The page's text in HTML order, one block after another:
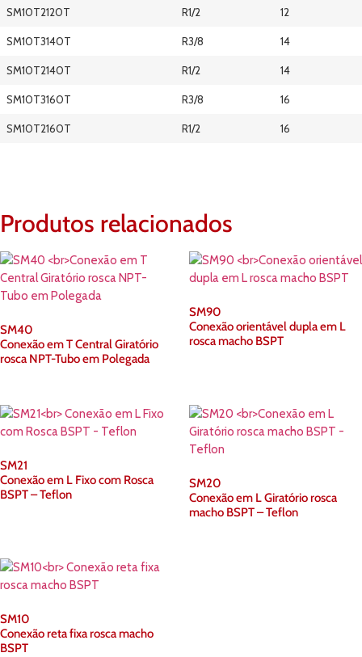
SM10T2120T R1/2 12
SM10T3140T R3/8 14
SM10T2140T R1/2 14
SM10T3160T R3/8 16
SM10T2160T R1/2 16
Produtos relacionados
SM40
Conexão em T Central Giratório
rosca NPT-Tubo em Polegada
SM90
Conexão orientável dupla em L
rosca macho BSPT
SM21
Conexão em L Fixo com Rosca
BSPT – Teflon
SM20
Conexão em L Giratório rosca
macho BSPT – Teflon
SM10
Conexão reta fixa rosca macho
BSPT